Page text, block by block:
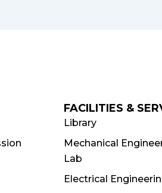
FACILITIES &
Library
Mechanical
Lab
Electrical